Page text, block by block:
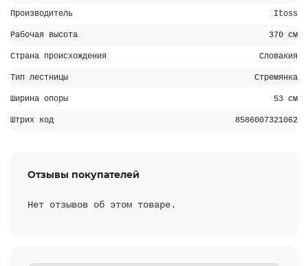
Производитель Itoss
Рабочая высота 370 см
Страна происхождения Словакия
Тип лестницы Стремянка
Ширина опоры 53 см
Штрих код 8586007321062
Отзывы покупателей
Нет отзывов об этом товаре.